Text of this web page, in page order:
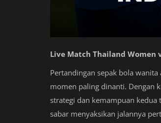
Live Match Thailand Women
Pertandingan sepak bola
momen paling dinanti. Dengan
strategi dan kemampuan
sabar menyaksikan jalannya